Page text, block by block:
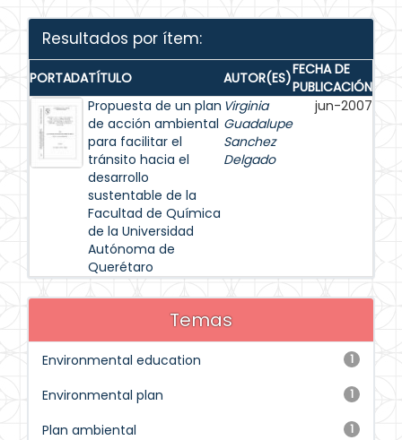
Resultados por ítem:
PORTADATÍTULO AUTOR(ES)FECHA DE
PUBLICACIÓN
Propuesta de un plan
de acción ambiental
para facilitar el
tránsito hacia el
desarrollo
sustentable de la
Facultad de Química
de la Universidad
Autónoma de
Querétaro
Virginia
Guadalupe
Sanchez
Delgado
jun-2007
Temas
1
Environmental education
1
Environmental plan
1
Plan ambiental